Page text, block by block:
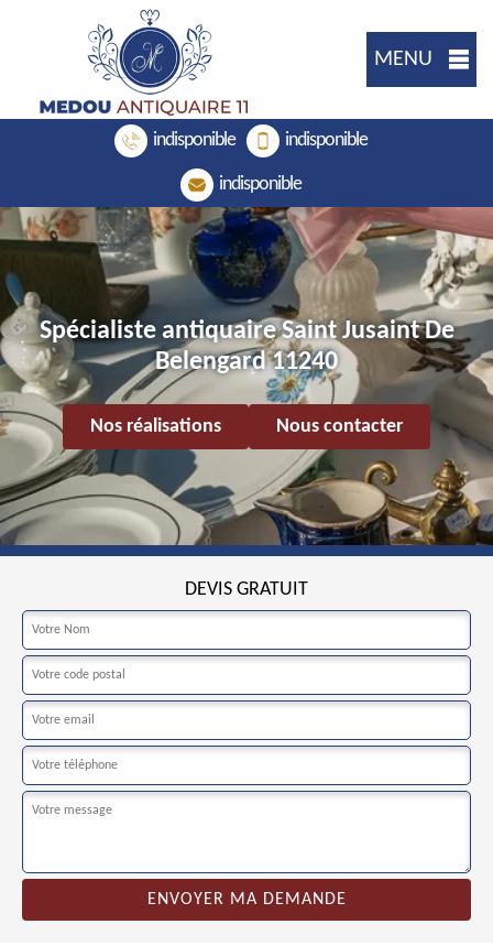
MENU
indisponible indisponible
indisponible
Spécialiste antiquaire Saint Jusaint De
Belengard 11240
Nos réalisations Nous contacter
DEVIS GRATUIT